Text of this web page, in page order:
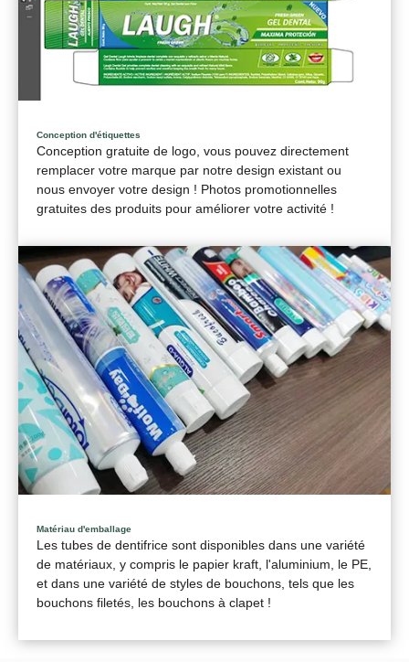
Conception d'étiquettes
Conception gratuite de logo, vous pouvez directement
remplacer votre marque par notre design existant ou
nous envoyer votre design ! Photos promotionnelles
gratuites des produits pour améliorer votre activité !
Matériau d'emballage
Les tubes de dentifrice sont disponibles dans une variété
de matériaux, y compris le papier kraft, l'aluminium, le PE,
et dans une variété de styles de bouchons, tels que les
bouchons filetés, les bouchons à clapet !